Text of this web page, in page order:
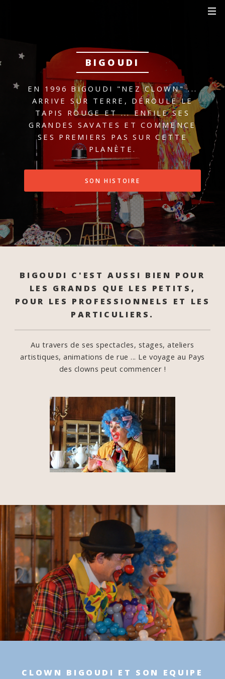
BIGOUDI
EN 1996 BIGOUDI "NEZ CLOWN" ...
ARRIVE SUR TERRE, DÉROULE LE
TAPIS ROUGE ET ...ENFILE SES
GRANDES SAVATES ET COMMENCE
SES PREMIERS PAS SUR CETTE
PLANÈTE.
SON HISTOIRE
BIGOUDI C'EST AUSSI BIEN POUR
LES GRANDS QUE LES PETITS,
POUR LES PROFESSIONNELS ET LES
PARTICULIERS.
Au travers de ses spectacles, stages, ateliers
artistiques, animations de rue ... Le voyage au Pays
des clowns peut commencer !
CLOWN BIGOUDI ET SON EQUIPE